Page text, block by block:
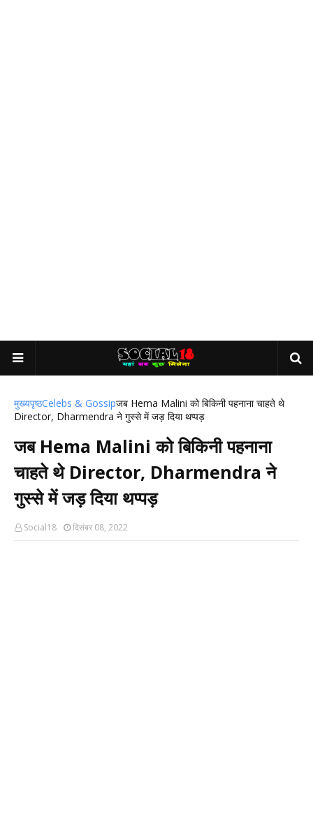
मुख्यपृष्ठCelebs & Gossipजब Hema Malini को बिकिनी पहनाना चाहते थे
Director, Dharmendra ने गुस्से में जड़ दिया थप्पड़
जब Hema Malini को बिकिनी पहनाना
चाहते थे Director, Dharmendra ने
गुस्से में जड़ दिया थप्पड़
Social18 दिसंबर 08, 2022